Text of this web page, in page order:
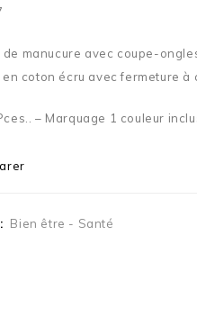
de manucure avec coupe-
coton écru avec fermeture à
– Marquage 1 couleur
Bien être - Santé